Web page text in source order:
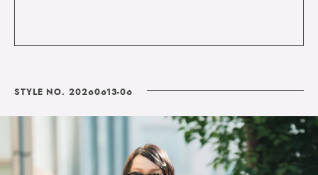
STYLE NO. 20260613-06